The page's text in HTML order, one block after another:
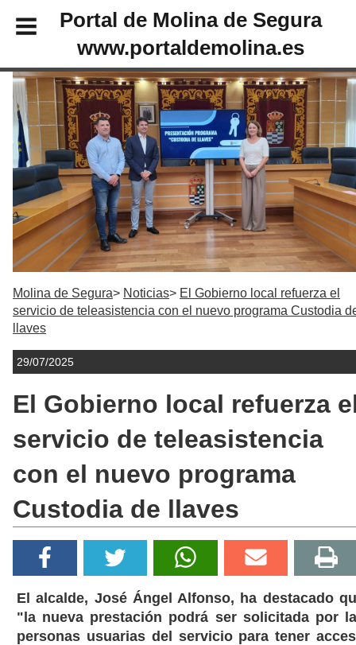
Portal de Molina de Segura
www.portaldemolina.es
Molina de Segura Noticias
El Gobierno local refuerza el
servicio de teleasistencia con el nuevo programa Custodia
llaves
29/07/2025
El Gobierno local refuerza
servicio de teleasistencia
con el nuevo programa
Custodia de llaves
El alcalde, José Ángel Alfonso, ha destacado
"la nueva prestación podrá ser solicitada por
personas usuarias del servicio para tener